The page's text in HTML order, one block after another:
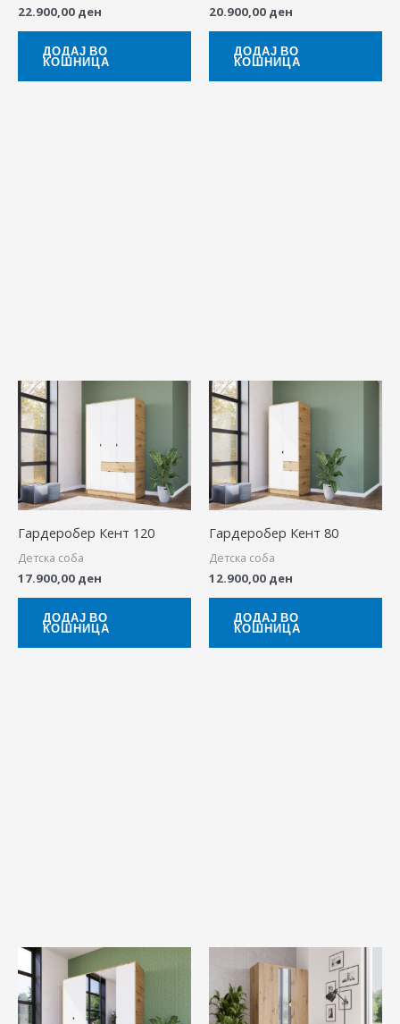
22.900,00 ден
ДОДАЈ ВО
КОШНИЦА
20.900,00 ден
ДОДАЈ ВО
КОШНИЦА
Гардеробер Кент 120
Детска соба
17.900,00 ден
ДОДАЈ ВО
КОШНИЦА
Гардеробер Кент 80
Детска соба
12.900,00 ден
ДОДАЈ ВО
КОШНИЦА